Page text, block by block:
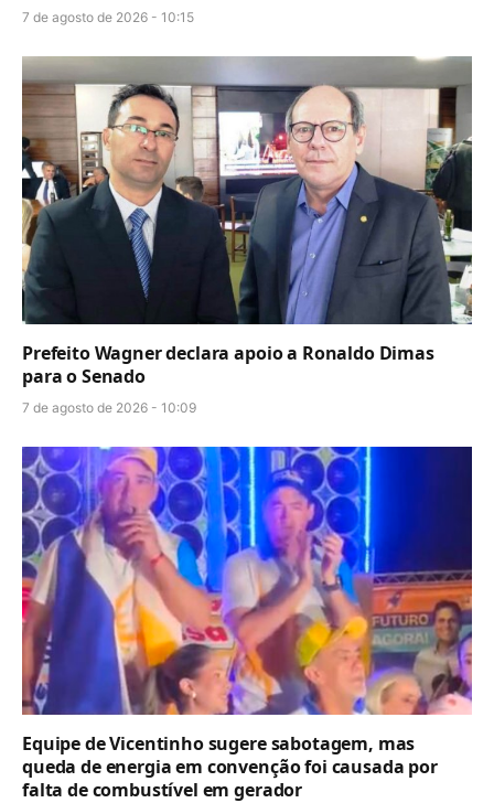
7 de agosto de 2026 - 10:15
Prefeito Wagner declara apoio a Ronaldo Dimas
para o Senado
7 de agosto de 2026 - 10:09
Equipe de Vicentinho sugere sabotagem, mas
queda de energia em convenção foi causada por
falta de combustível em gerador